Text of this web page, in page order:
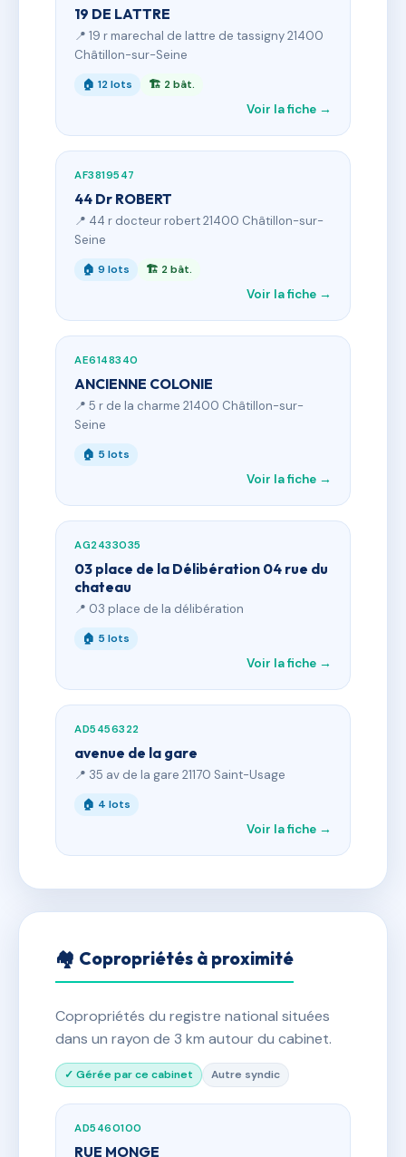
19 DE LATTRE
📍 19 r marechal de lattre de tassigny 21400
Châtillon-sur-Seine
🏠 12 lots 🏗 2 bât.
Voir la fiche →
AF3819547
44 Dr ROBERT
📍 44 r docteur robert 21400 Châtillon-sur-
Seine
🏠 9 lots 🏗 2 bât.
Voir la fiche →
AE6148340
ANCIENNE COLONIE
📍 5 r de la charme 21400 Châtillon-sur-
Seine
🏠 5 lots
Voir la fiche →
AG2433035
03 place de la Délibération 04 rue du
chateau
📍 03 place de la délibération
🏠 5 lots
Voir la fiche →
AD5456322
avenue de la gare
📍 35 av de la gare 21170 Saint-Usage
🏠 4 lots
Voir la fiche →
🏘 Copropriétés à proximité
Copropriétés du registre national situées
dans un rayon de 3 km autour du cabinet.
✓ Gérée par ce cabinet Autre syndic
AD5460100
RUE MONGE